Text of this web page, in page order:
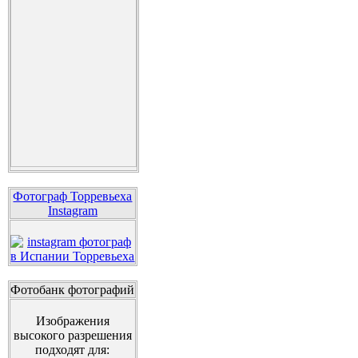
Фотограф Торревьеха
Instagram
Фотобанк фотографий
Изображения
высокого разрешения
подходят для: